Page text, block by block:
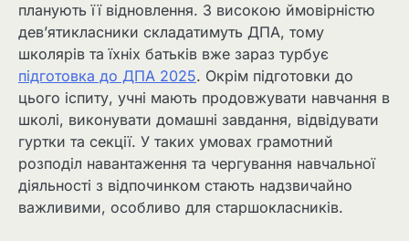
планують її відновлення. З високою ймовірністю
дев’ятикласники складатимуть ДПА, тому
школярів та їхніх батьків вже зараз турбує
підготовка до ДПА 2025. Окрім підготовки до
цього іспиту, учні мають продовжувати навчання в
школі, виконувати домашні завдання, відвідувати
гуртки та секції. У таких умовах грамотний
розподіл навантаження та чергування навчальної
діяльності з відпочинком стають надзвичайно
важливими, особливо для старшокласників.